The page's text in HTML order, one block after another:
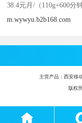
38.4元月/（110g+600分
m.wywyu.b2b168.com
主营产品： 西安移
版权